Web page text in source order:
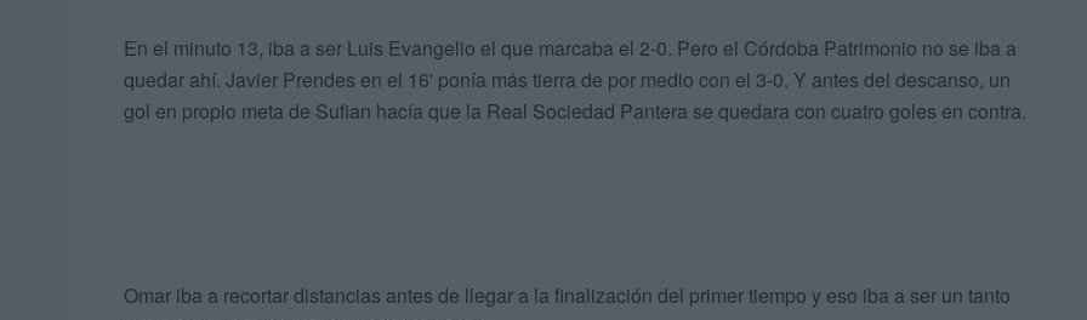
En el minuto 13, iba a ser Luis Evangelio el que marcaba el 2-0. Pero el Córdoba Patrimonio no se iba a
quedar ahí. Javier Prendes en el 16' ponía más tierra de por medio con el 3-0. Y antes del descanso, un
gol en propio meta de Sufian hacía que la Real Sociedad Pantera se quedara con cuatro goles en contra.
Omar iba a recortar distancias antes de llegar a la finalización del primer tiempo y eso iba a ser un tanto